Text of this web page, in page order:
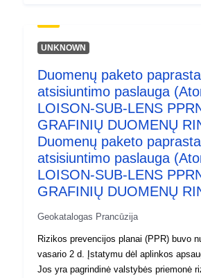
naudojimas arba žemės naudojimas,
draudimus ar reikalavimus esamiems ar
mažinimo darbai, naudojimo ar žemės
apribojimai ir t. t.). Šie planai gali būti
(nustatyti), įgyvendinami iš anksto arba
rinkmenoje pateikiamas pristatymo
reguliavimo zonų nustatymo planas ir
Galima pridėti ir kitus grafinius
naudingi norint suprasti požiūrį (pvz.,
ir t. t.).
UNKNOWN
Duomenų paketo paprasta
atsisiuntimo paslauga
LOISON-SUB-LENS
GRAFINIŲ DUOMENŲ
Duomenų paketo paprasta
atsisiuntimo paslauga
LOISON-SUB-LENS
GRAFINIŲ DUOMENŲ
Geokatalogas Prancūzija
Rizikos prevencijos planai (PPR) buvo
vasario 2 d. Įstatymu dėl aplinkos
Jos yra pagrindinė valstybės priemonė